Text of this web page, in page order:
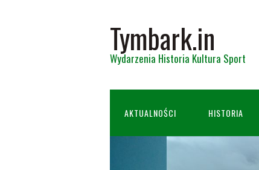
Tymbark.in
Wydarzenia Historia Kultura Sport
AKTUALNOŚCI HISTORIA